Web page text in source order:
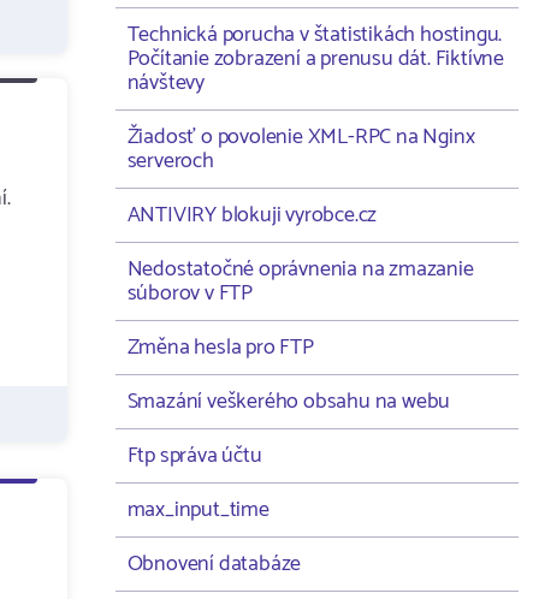
Technická porucha v štatistikách hostingu.
Počítanie zobrazení a prenusu dát. Fiktívne
návštevy
Žiadosť o povolenie XML-RPC na Nginx
serveroch
ANTIVIRY blokuji vyrobce.cz
Nedostatočné oprávnenia na zmazanie
súborov v FTP
Změna hesla pro FTP
Smazání veškerého obsahu na webu
Ftp správa účtu
max_input_time
Obnovení databáze